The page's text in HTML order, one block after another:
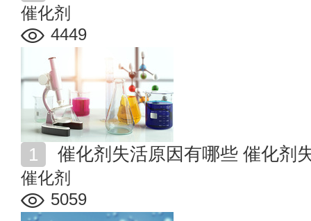
催化剂
4449
催化剂失活原因有哪些 催化剂
催化剂
5059